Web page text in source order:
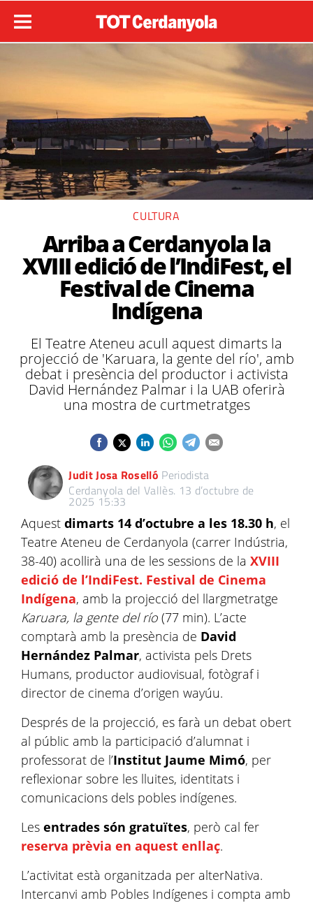
CULTURA
Arriba a Cerdanyola la
XVIII edició de l’IndiFest, el
Festival de Cinema
Indígena
El Teatre Ateneu acull aquest dimarts la
projecció de 'Karuara, la gente del río', amb
debat i presència del productor i activista
David Hernández Palmar i la UAB oferirà
una mostra de curtmetratges
Judit Josa Roselló Periodista
Cerdanyola del Vallès. 13 d’octubre de
2025 15:33
Aquest dimarts 14 d’octubre a les 18.30 h, el
Teatre Ateneu de Cerdanyola (carrer Indústria,
38-40) acollirà una de les sessions de la XVIII
edició de l’IndiFest. Festival de Cinema
Indígena, amb la projecció del llargmetratge
Karuara, la gente del río (77 min). L’acte
comptarà amb la presència de David
Hernández Palmar, activista pels Drets
Humans, productor audiovisual, fotògraf i
director de cinema d’origen wayúu.
Després de la projecció, es farà un debat obert
al públic amb la participació d’alumnat i
professorat de l’Institut Jaume Mimó, per
reflexionar sobre les lluites, identitats i
comunicacions dels pobles indígenes.
Les entrades són gratuïtes, però cal fer
reserva prèvia en aquest enllaç.
L’activitat està organitzada per alterNativa.
Intercanvi amb Pobles Indígenes i compta amb